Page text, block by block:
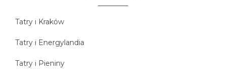
Tatry i Kraków
Tatry i Energylandia
Tatry i Pieniny